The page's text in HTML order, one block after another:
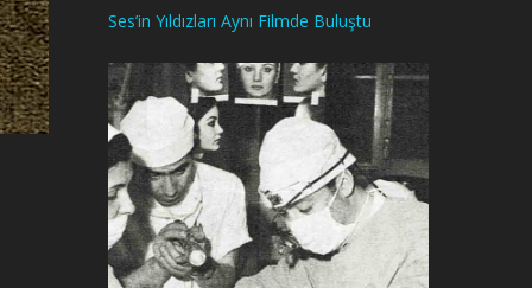
Ses’in Yıldızları Aynı Filmde Buluştu